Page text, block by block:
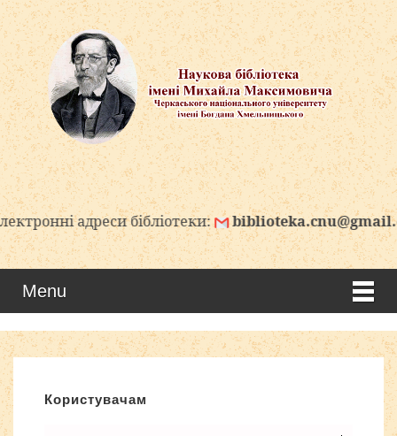
адреси бібліотеки: biblioteka.cnu@gmail.com
Menu
Користувачам